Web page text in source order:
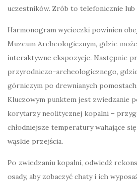
uczestników. Zrób to telefonicznie lub
Harmonogram wycieczki powinien
Muzeum Archeologicznym, gdzie
interaktywne ekspozycje. Następnie
przyrodniczo-archeologicznego,
górniczym po drewnianych
Kluczowym punktem jest zwiedzanie
korytarzy neolitycznej kopalni –
chłodniejsze temperatury wahające
wąskie przejścia.
Po zwiedzaniu kopalni, odwiedź
osady, aby zobaczyć chaty i ich